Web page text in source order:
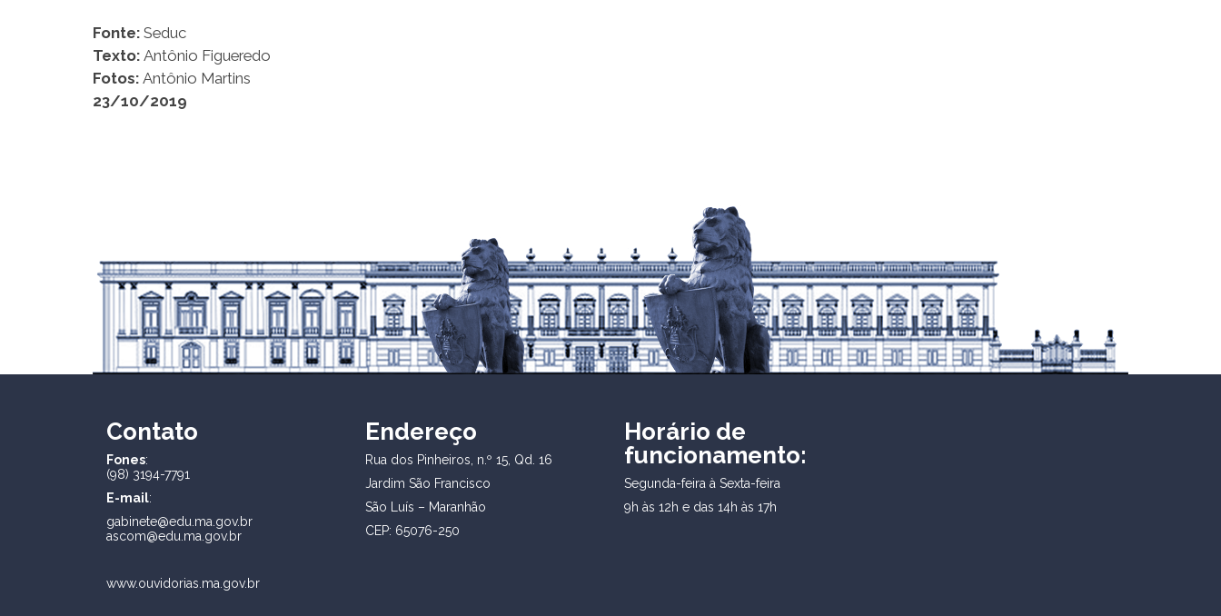
Fonte: Seduc
Texto: Antônio Figueredo
Fotos: Antônio Martins
23/10/2019
Contato
Fones:
(98) 3194-7791
E-mail:
gabinete@edu.ma.gov.br
ascom@edu.ma.gov.br
www.ouvidorias.ma.gov.br
Endereço
Rua dos Pinheiros, n.º 15, Qd. 16
Jardim São Francisco
São Luís – Maranhão
CEP: 65076-250
Horário de
funcionamento:
Segunda-feira à Sexta-feira
9h às 12h e das 14h às 17h